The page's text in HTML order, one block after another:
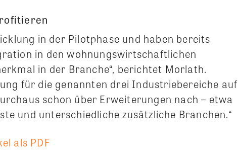
in der Pilotphase und haben bereits
in den wohnungswirtschaftlichen
in der Branche“, berichtet Morlath.
für die genannten drei Industriebereiche auf
schon über Erweiterungen nach – etwa
und unterschiedliche zusätzliche Branchen.“
als PDF